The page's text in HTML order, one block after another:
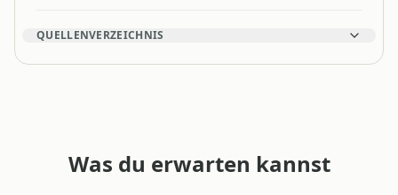
QUELLENVERZEICHNIS
Was du erwarten kannst